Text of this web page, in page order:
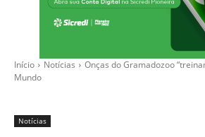
Início Notícias
Onças do Gramadozoo
Mundo
Notícias